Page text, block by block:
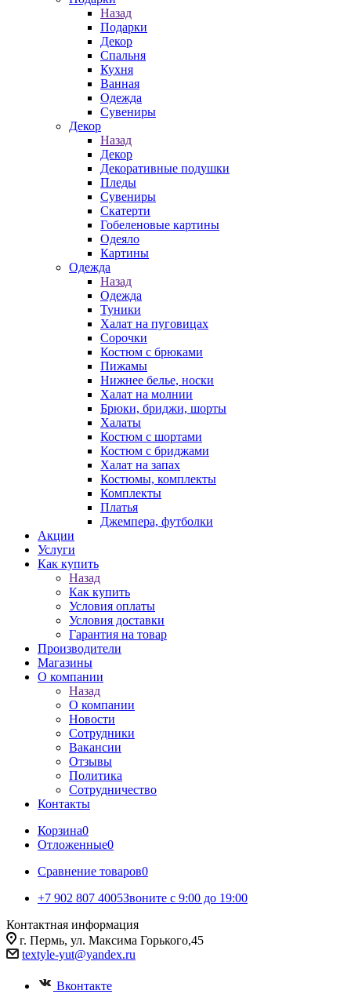
Назад
Подарки
Декор
Спальня
Кухня
Ванная
Одежда
Сувениры
Декор
Назад
Декор
Декоративные подушки
Пледы
Сувениры
Скатерти
Гобеленовые картины
Одеяло
Картины
Одежда
Назад
Одежда
Туники
Халат на пуговицах
Сорочки
Костюм с брюками
Пижамы
Нижнее белье, носки
Халат на молнии
Брюки, бриджи, шорты
Халаты
Костюм с шортами
Костюм с бриджами
Халат на запах
Костюмы, комплекты
Комплекты
Платья
Джемпера, футболки
Акции
Услуги
Как купить
Назад
Как купить
Условия оплаты
Условия доставки
Гарантия на товар
Производители
Магазины
О компании
Назад
О компании
Новости
Сотрудники
Вакансии
Отзывы
Политика
Сотрудничество
Контакты
Корзина0
Отложенные0
Сравнение товаров0
+7 902 807 4005Звоните с 9:00 до 19:00
Контактная информация
г. Пермь, ул. Максима Горького,45
textyle-yut@yandex.ru
Вконтакте